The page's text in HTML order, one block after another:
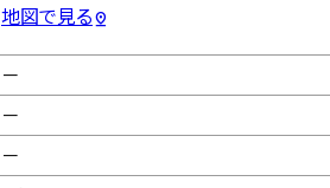
地図で見るpin_drop
－
－
－